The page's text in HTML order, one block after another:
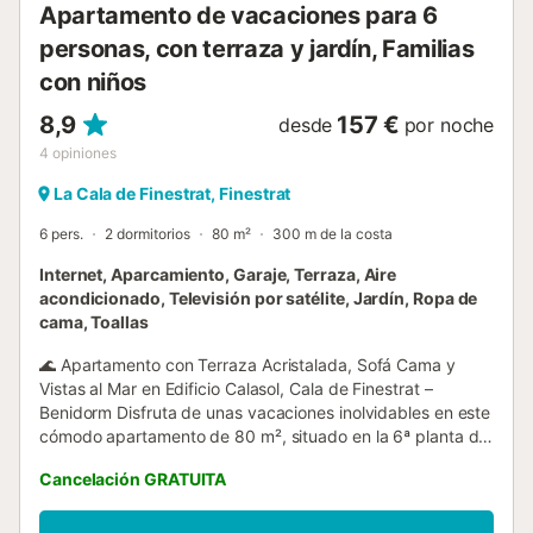
Apartamento de vacaciones para 6
personas, con terraza y jardín, Familias
con niños
8,9
4 opiniones
desde 157 € por noche
La Cala de Finestrat, Finestrat
6 pers. 2 dormitorios 80 m² 300 m de la costa
Internet, Aparcamiento, Garaje, Terraza, Aire
acondicionado, Televisión por satélite, Jardín, Ropa de
cama, Toallas
🌊 Apartamento con Terraza Acristalada, Sofá Cama y
Vistas al Mar en Edificio Calasol, Cala de Finestrat –
Benidorm Disfruta de unas vacaciones inolvidables en este
cómodo apartamento de 80 m², situado en la 6ª planta del
espectaculares al mar. El alojamiento tiene capacidad para
6 personas y cuenta con dos habitaciones: una con cama
Cancelación GRATUITA